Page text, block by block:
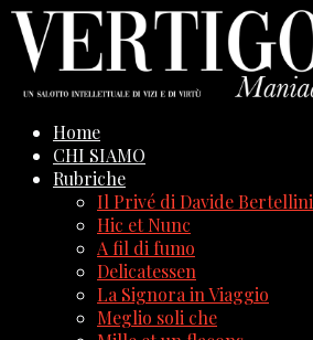
Home
CHI SIAMO
Rubriche
Il Privé di Davide Bertellini
Hic et Nunc
A fil di fumo
Delicatessen
La Signora in Viaggio
Meglio soli che